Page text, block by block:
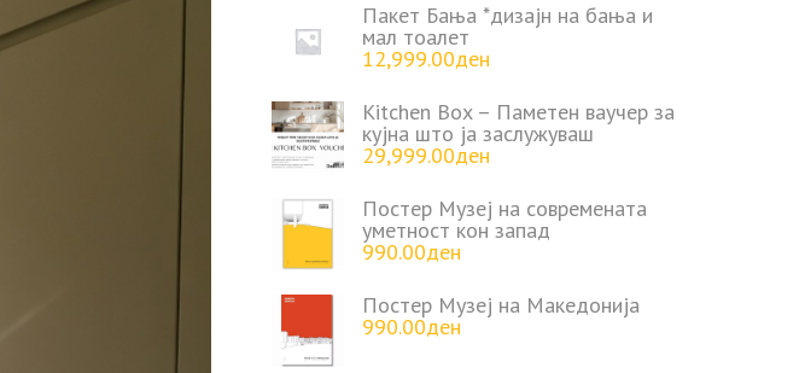
Пакет Бања *дизајн на бања и
мал тоалет
12,999.00ден
Kitchen Box – Паметен ваучер за
кујна што ја заслужуваш
29,999.00ден
Постер Музеј на современата
уметност кон запад
990.00ден
Постер Музеј на Македонија
990.00ден